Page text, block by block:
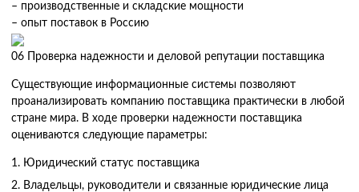
– производственные и складские мощности
– опыт поставок в Россию
06 Проверка надежности и деловой репутации поставщика
Существующие информационные системы позволяют
проанализировать компанию поставщика практически в любой
стране мира. В ходе проверки надежности поставщика
оцениваются следующие параметры:
Юридический статус поставщика
Владельцы, руководители и связанные юридические лица